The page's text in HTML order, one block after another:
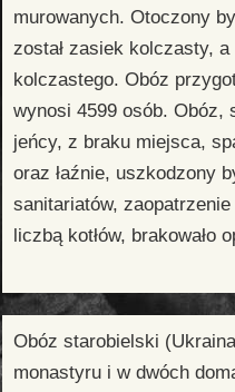
murowanych. Otoczony
został zasiek kolczasty,
kolczastego. Obóz
wynosi 4599 osób. Obóz,
jeńcy, z braku miejsca,
oraz łaźnie, uszkodzony
sanitariatów, zaopatrzenie
liczbą kotłów, brakowało
Obóz starobielski
monastyru i w dwóch